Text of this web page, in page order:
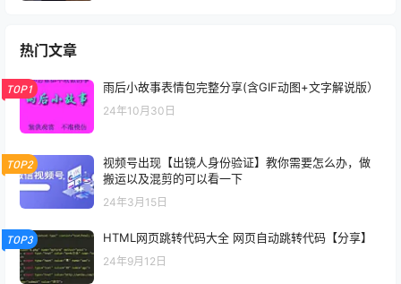
热门文章
TOP1 雨后小故事表情包完整分享(含GIF动图+文字解说版）
24年10月30日
TOP2
视频号出现【出镜人身份验证】教你需要怎么办，做
搬运以及混剪的可以看一下
24年3月15日
TOP3 HTML网页跳转代码大全 网页自动跳转代码【分享】
24年9月12日